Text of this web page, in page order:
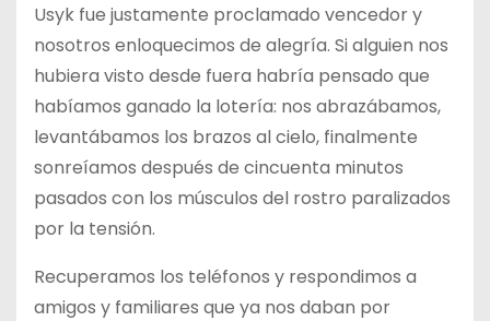
Usyk fue justamente proclamado vencedor y
nosotros enloquecimos de alegría. Si alguien nos
hubiera visto desde fuera habría pensado que
habíamos ganado la lotería: nos abrazábamos,
levantábamos los brazos al cielo, finalmente
sonreíamos después de cincuenta minutos
pasados con los músculos del rostro paralizados
por la tensión.
Recuperamos los teléfonos y respondimos a
amigos y familiares que ya nos daban por